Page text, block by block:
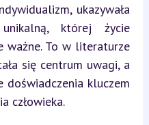
ukazywała
której życie
ważne. To w literaturze
się centrum uwagi, a
kluczem
człowieka.